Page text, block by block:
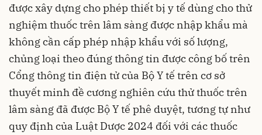
được xây dựng cho phép thiết bị y tế dùng cho thử
nghiệm thuốc trên lâm sàng được nhập khẩu mà
không cần cấp phép nhập khẩu với số lượng,
chủng loại theo đúng thông tin được công bố trên
Cổng thông tin điện tử của Bộ Y tế trên cơ sở
thuyết minh đề cương nghiên cứu thử thuốc trên
lâm sàng đã được Bộ Y tế phê duyệt, tương tự như
quy định của Luật Dược 2024 đối với các thuốc